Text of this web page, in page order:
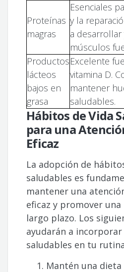
Proteínas
magras
Esenciales
y la
a
músculos
Productos
lácteos
bajos en
grasa
Excelente
vitamina D.
mantener
saludables.
Hábitos de Vida
para una
Eficaz
La adopción de
saludables es
mantener una
eficaz y promover una
largo plazo. Los
ayudarán a
saludables en tu
Mantén una